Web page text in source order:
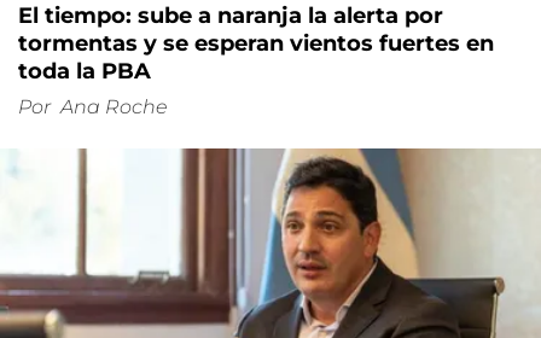
El tiempo: sube a naranja la alerta por
tormentas y se esperan vientos fuertes en
toda la PBA
Por Ana Roche